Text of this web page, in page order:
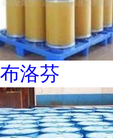
布洛芬